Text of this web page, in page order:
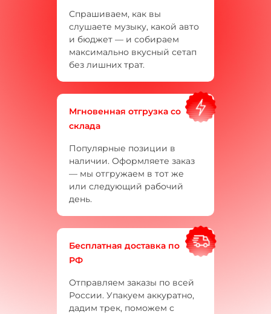
Спрашиваем, как вы
слушаете музыку, какой авто
и бюджет — и собираем
максимально вкусный сетап
без лишних трат.
Мгновенная отгрузка со
склада
Популярные позиции в
наличии. Оформляете заказ
— мы отгружаем в тот же
или следующий рабочий
день.
Бесплатная доставка по
РФ
Отправляем заказы по всей
России. Упакуем аккуратно,
дадим трек, поможем с